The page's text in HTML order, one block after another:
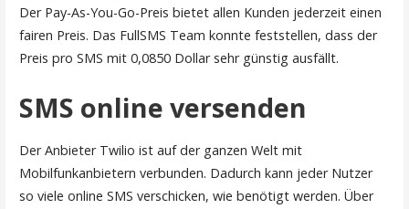
Der Pay-As-You-Go-Preis bietet allen Kunden jederzeit einen
fairen Preis. Das FullSMS Team konnte feststellen, dass der
Preis pro SMS mit 0,0850 Dollar sehr günstig ausfällt.
SMS online versenden
Der Anbieter Twilio ist auf der ganzen Welt mit
Mobilfunkanbietern verbunden. Dadurch kann jeder Nutzer
so viele online SMS verschicken, wie benötigt werden. Über